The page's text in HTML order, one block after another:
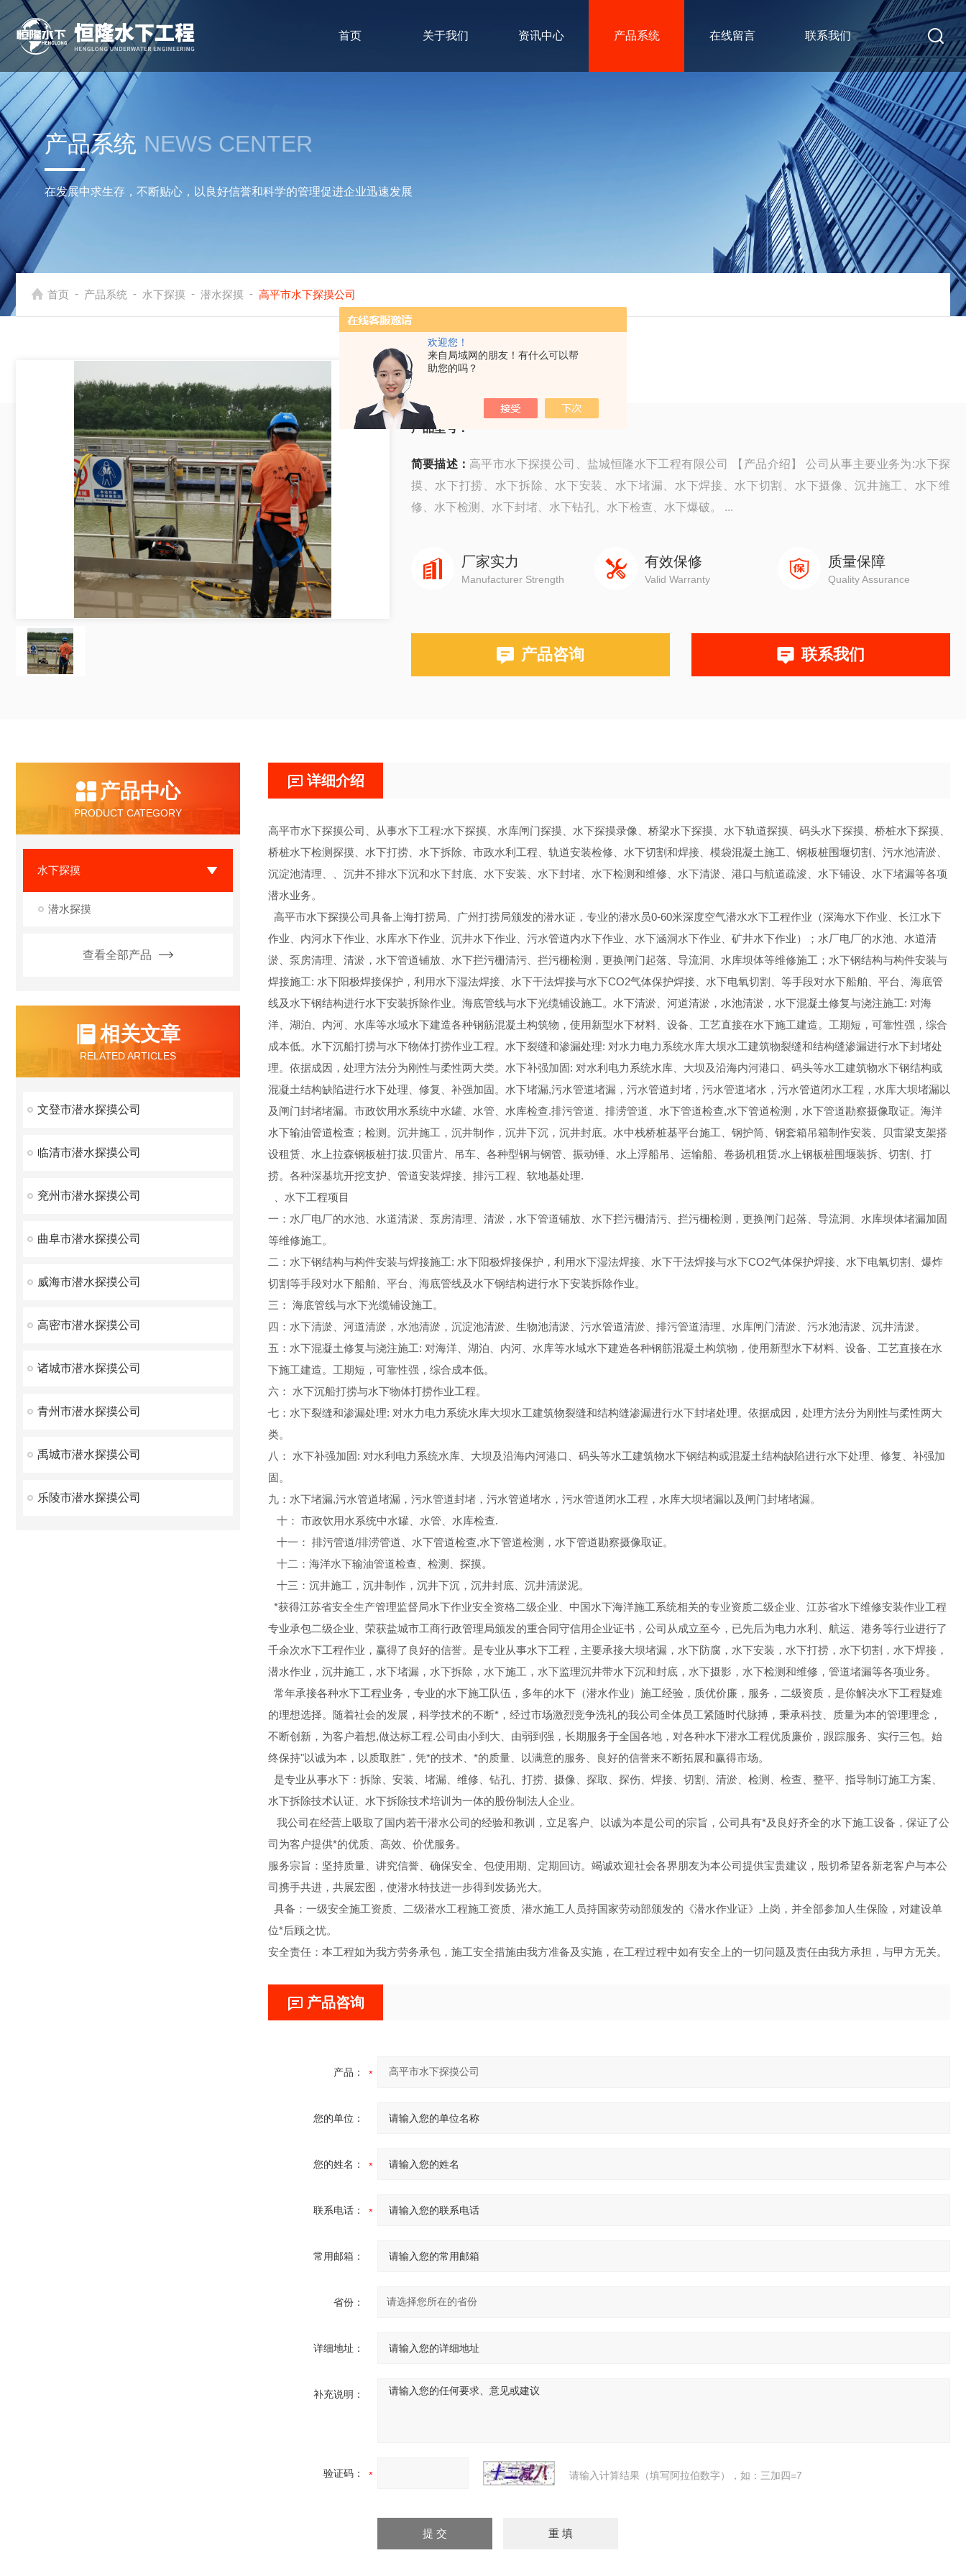
欢迎您！
来自局域网的朋友！有什么可以帮
助您的吗？
首页 关于我们 资讯中心 产品系统 在线留言 联系我们
产品系统 NEWS CENTER
在发展中求生存，不断贴心，以良好信誉和科学的管理促进企业迅速发展
首页 - 产品系统 - 水下探摸 - 潜水探摸 - 高平市水下探摸公司
高平市水下探摸公司
产品型号：
简要描述： 高平市水下探摸公司、盐城恒隆水下工程有限公司 【产品介绍】 公司从事主要业务为:水下探
摸、水下打捞、水下拆除、水下安装、水下堵漏、水下焊接、水下切割、水下摄像、沉井施工、水下维
修、水下检测、水下封堵、水下钻孔、水下检查、水下爆破。 ...
厂家实力
Manufacturer Strength
有效保修
Valid Warranty
质量保障
Quality Assurance
产品咨询 联系我们
产品中心
PRODUCT CATEGORY
水下探摸
潜水探摸
查看全部产品
相关文章
RELATED ARTICLES
文登市潜水探摸公司
临清市潜水探摸公司
兖州市潜水探摸公司
曲阜市潜水探摸公司
威海市潜水探摸公司
高密市潜水探摸公司
诸城市潜水探摸公司
青州市潜水探摸公司
禹城市潜水探摸公司
乐陵市潜水探摸公司
详细介绍
高平市水下探摸公司、从事水下工程:水下探摸、水库闸门探摸、水下探摸录像、桥梁水下探摸、水下轨道探摸、码头水下探摸、桥桩水下探摸、
桥桩水下检测探摸、水下打捞、水下拆除、市政水利工程、轨道安装检修、水下切割和焊接、模袋混凝土施工、钢板桩围堰切割、污水池清淤、
沉淀池清理、、沉井不排水下沉和水下封底、水下安装、水下封堵、水下检测和维修、水下清淤、港口与航道疏浚、水下铺设、水下堵漏等各项
潜水业务。
高平市水下探摸公司具备上海打捞局、广州打捞局颁发的潜水证，专业的潜水员0-60米深度空气潜水水下工程作业（深海水下作业、长江水下
作业、内河水下作业、水库水下作业、沉井水下作业、污水管道内水下作业、水下涵洞水下作业、矿井水下作业）；水厂电厂的水池、水道清
淤、泵房清理、清淤，水下管道铺放、水下拦污栅清污、拦污栅检测，更换闸门起落、导流洞、水库坝体等维修施工；水下钢结构与构件安装与
焊接施工: 水下阳极焊接保护，利用水下湿法焊接、水下干法焊接与水下CO2气体保护焊接、水下电氧切割、等手段对水下船舶、平台、海底管
线及水下钢结构进行水下安装拆除作业。海底管线与水下光缆铺设施工。水下清淤、河道清淤，水池清淤，水下混凝土修复与浇注施工: 对海
洋、湖泊、内河、水库等水域水下建造各种钢筋混凝土构筑物，使用新型水下材料、设备、工艺直接在水下施工建造。工期短，可靠性强，综合
成本低。水下沉船打捞与水下物体打捞作业工程。水下裂缝和渗漏处理: 对水力电力系统水库大坝水工建筑物裂缝和结构缝渗漏进行水下封堵处
理。依据成因，处理方法分为刚性与柔性两大类。水下补强加固: 对水利电力系统水库、大坝及沿海内河港口、码头等水工建筑物水下钢结构或
混凝土结构缺陷进行水下处理、修复、补强加固。水下堵漏,污水管道堵漏，污水管道封堵，污水管道堵水，污水管道闭水工程，水库大坝堵漏以
及闸门封堵堵漏。市政饮用水系统中水罐、水管、水库检查.排污管道、排涝管道、水下管道检查,水下管道检测，水下管道勘察摄像取证。海洋
水下输油管道检查；检测。沉井施工，沉井制作，沉井下沉，沉井封底。水中栈桥桩基平台施工、钢护筒、钢套箱吊箱制作安装、贝雷梁支架搭
设租赁、水上拉森钢板桩打拔.贝雷片、吊车、各种型钢与钢管、振动锤、水上浮船吊、运输船、卷扬机租赁.水上钢板桩围堰装拆、切割、打
捞。各种深基坑开挖支护、管道安装焊接、排污工程、软地基处理.
、水下工程项目
一：水厂电厂的水池、水道清淤、泵房清理、清淤，水下管道铺放、水下拦污栅清污、拦污栅检测，更换闸门起落、导流洞、水库坝体堵漏加固
等维修施工。
二：水下钢结构与构件安装与焊接施工: 水下阳极焊接保护，利用水下湿法焊接、水下干法焊接与水下CO2气体保护焊接、水下电氧切割、爆炸
切割等手段对水下船舶、平台、海底管线及水下钢结构进行水下安装拆除作业。
三： 海底管线与水下光缆铺设施工。
四：水下清淤、河道清淤，水池清淤，沉淀池清淤、生物池清淤、污水管道清淤、排污管道清理、水库闸门清淤、污水池清淤、沉井清淤。
五：水下混凝土修复与浇注施工: 对海洋、湖泊、内河、水库等水域水下建造各种钢筋混凝土构筑物，使用新型水下材料、设备、工艺直接在水
下施工建造。工期短，可靠性强，综合成本低。
六： 水下沉船打捞与水下物体打捞作业工程。
七：水下裂缝和渗漏处理: 对水力电力系统水库大坝水工建筑物裂缝和结构缝渗漏进行水下封堵处理。依据成因，处理方法分为刚性与柔性两大
类。
八： 水下补强加固: 对水利电力系统水库、大坝及沿海内河港口、码头等水工建筑物水下钢结构或混凝土结构缺陷进行水下处理、修复、补强加
固。
九：水下堵漏,污水管道堵漏，污水管道封堵，污水管道堵水，污水管道闭水工程，水库大坝堵漏以及闸门封堵堵漏。
十： 市政饮用水系统中水罐、水管、水库检查.
十一： 排污管道/排涝管道、水下管道检查,水下管道检测，水下管道勘察摄像取证。
十二：海洋水下输油管道检查、检测、探摸。
十三：沉井施工，沉井制作，沉井下沉，沉井封底、沉井清淤泥。
*获得江苏省安全生产管理监督局水下作业安全资格二级企业、中国水下海洋施工系统相关的专业资质二级企业、江苏省水下维修安装作业工程
专业承包二级企业、荣获盐城市工商行政管理局颁发的重合同守信用企业证书，公司从成立至今，已先后为电力水利、航运、港务等行业进行了
千余次水下工程作业，赢得了良好的信誉。是专业从事水下工程，主要承接大坝堵漏，水下防腐，水下安装，水下打捞，水下切割，水下焊接，
潜水作业，沉井施工，水下堵漏，水下拆除，水下施工，水下监理沉井带水下沉和封底，水下摄影，水下检测和维修，管道堵漏等各项业务。
常年承接各种水下工程业务，专业的水下施工队伍，多年的水下（潜水作业）施工经验，质优价廉，服务，二级资质，是你解决水下工程疑难
的理想选择。随着社会的发展，科学技术的不断*，经过市场激烈竞争洗礼的我公司全体员工紧随时代脉搏，秉承科技、质量为本的管理理念，
不断创新，为客户着想,做达标工程.公司由小到大、由弱到强，长期服务于全国各地，对各种水下潜水工程优质廉价，跟踪服务、实行三包。始
终保持"以诚为本，以质取胜"，凭*的技术、*的质量、以满意的服务、良好的信誉来不断拓展和赢得市场。
是专业从事水下：拆除、安装、堵漏、维修、钻孔、打捞、摄像、探取、探伤、焊接、切割、清淤、检测、检查、整平、指导制订施工方案、
水下拆除技术认证、水下拆除技术培训为一体的股份制法人企业。
我公司在经营上吸取了国内若干潜水公司的经验和教训，立足客户、以诚为本是公司的宗旨，公司具有*及良好齐全的水下施工设备，保证了公
司为客户提供*的优质、高效、价优服务。
服务宗旨：坚持质量、讲究信誉、确保安全、包使用期、定期回访。竭诚欢迎社会各界朋友为本公司提供宝贵建议，殷切希望各新老客户与本公
司携手共进，共展宏图，使潜水特技进一步得到发扬光大。
具备：一级安全施工资质、二级潜水工程施工资质、潜水施工人员持国家劳动部颁发的《潜水作业证》上岗，并全部参加人生保险，对建设单
位*后顾之忧。
安全责任：本工程如为我方劳务承包，施工安全措施由我方准备及实施，在工程过程中如有安全上的一切问题及责任由我方承担，与甲方无关。
产品咨询
产品：
您的单位：
您的姓名：
联系电话：
常用邮箱：
省份：
详细地址：
补充说明：
验证码： 请输入计算结果（填写阿拉伯数字），如：三加四=7